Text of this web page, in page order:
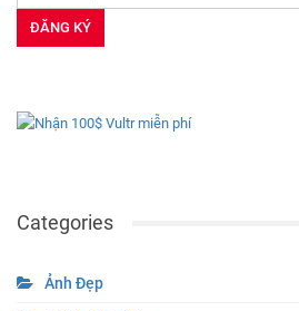
Categories
Ảnh Đẹp